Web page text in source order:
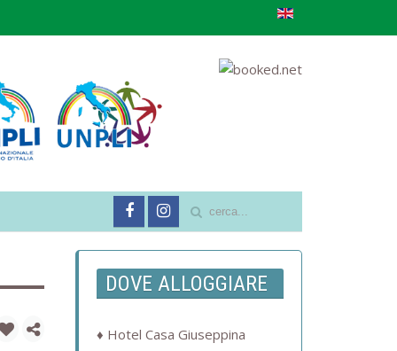
DOVE ALLOGGIARE
Hotel Casa Giuseppina